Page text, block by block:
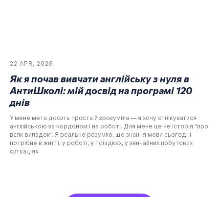
22 APR, 2026
Як я почав вивчати англійську з нуля в
АнтиШколі: мій досвід на програмі 120
днів
У мене мета досить проста й зрозуміла — я хочу спілкуватися
англійською за кордоном і на роботі. Для мене це не історія “про
всяк випадок”. Я реально розумію, що знання мови сьогодні
потрібне в житті, у роботі, у поїздках, у звичайних побутових
ситуаціях.